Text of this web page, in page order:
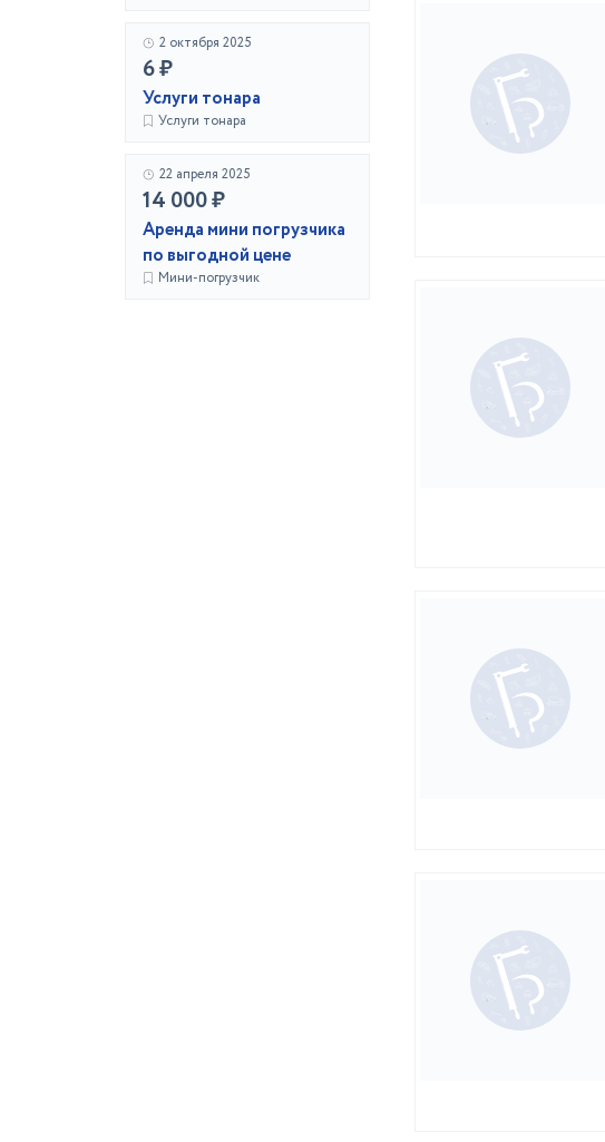
2 октября 2025
6 ₽
Услуги тонара
Услуги тонара
22 апреля 2025
14 000 ₽
Аренда мини погрузчика
по выгодной цене
Мини-погрузчик